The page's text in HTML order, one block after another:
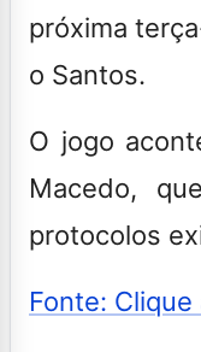
próxima
o Santos.
O jogo
Macedo,
protocolos
Fonte: Clique